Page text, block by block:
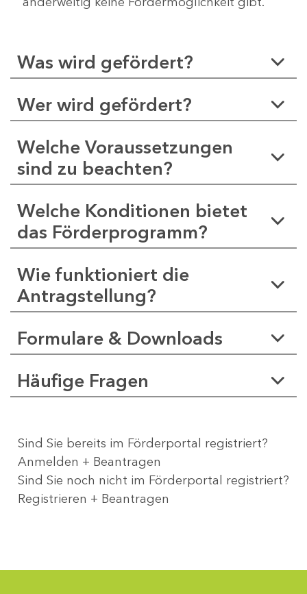
Was wird gefördert?
Wer wird gefördert?
Welche Voraussetzungen
sind zu beachten?
Welche Konditionen bietet
das Förderprogramm?
Wie funktioniert die
Antragstellung?
Formulare & Downloads
Häufige Fragen
Sind Sie bereits im Förderportal registriert?
Anmelden + Beantragen
Sind Sie noch nicht im Förderportal registriert?
Registrieren + Beantragen